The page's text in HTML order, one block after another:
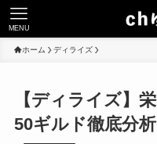
MENU
ホーム ディライズ
【ディライズ】
50ギルド徹底分